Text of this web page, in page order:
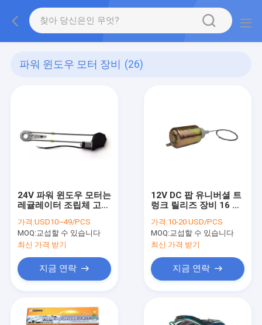
파워 윈도우 모터 장비 (26)
24V 파워 윈도우 모터는
레귤레이터 조립체 고속
가격:USD10~49/PCS
MOQ:교섭할 수 있습니다
최신 가격 받기
지금 연락
12V DC 팝 유니버셜 트
렁크 릴리즈 장비 16 밀
가격:10-20 USD/PCS
MOQ:교섭할 수 있습니다
최신 가격 받기
지금 연락